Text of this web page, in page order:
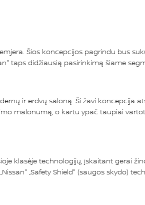
Šios koncepcijos pagrindu bus
taps didžiausią pasirinkimą šiame
ir erdvų saloną. Ši žavi koncepcija
malonumą, o kartu ypač taupiai
klasėje technologijų, įskaitant gerai
„Safety Shield" (saugos skydo)